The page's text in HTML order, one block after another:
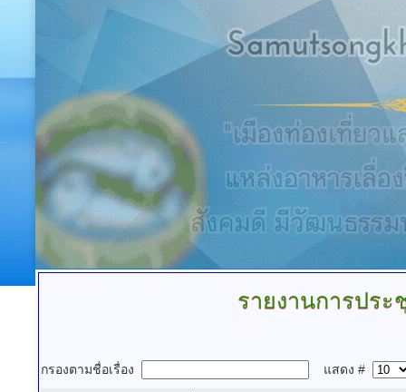
รายงานการปร
กรองตามชื่อเรื่อง แสดง #